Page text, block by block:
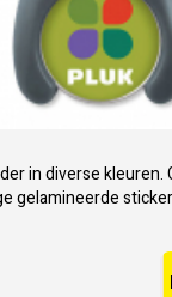
in diverse kleuren.
gelamineerde